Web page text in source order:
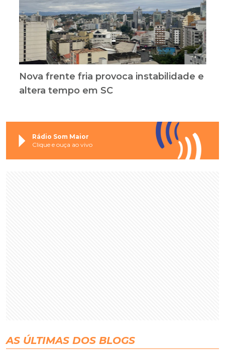
Nova frente fria provoca instabilidade e
altera tempo em SC
Rádio Som Maior
Clique e ouça ao vivo
AS ÚLTIMAS DOS BLOGS